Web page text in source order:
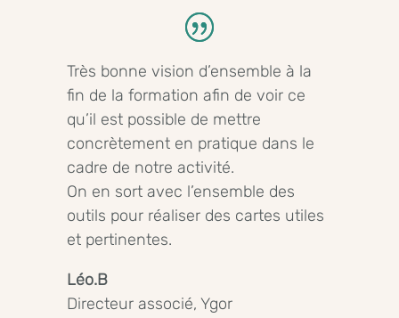
Très bonne vision d’ensemble à la
fin de la formation afin de voir ce
qu’il est possible de mettre
concrètement en pratique dans le
cadre de notre activité.
On en sort avec l’ensemble des
outils pour réaliser des cartes utiles
et pertinentes.
Léo.B
Directeur associé, Ygor